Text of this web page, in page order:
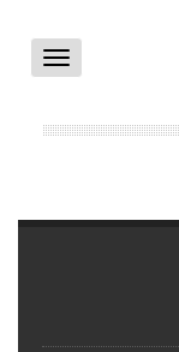
Toggle